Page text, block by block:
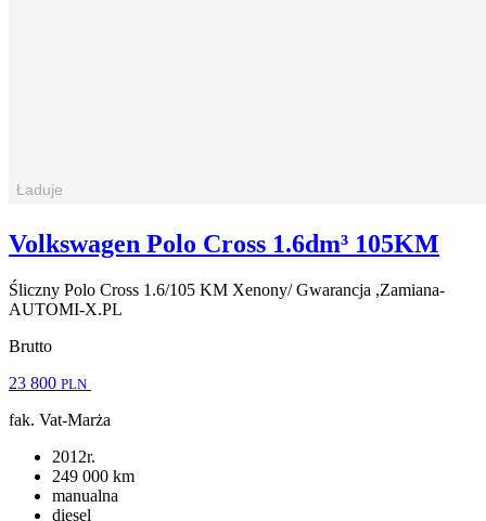
Volkswagen Polo Cross 1.6dm³ 105KM
Śliczny Polo Cross 1.6/105 KM Xenony/ Gwarancja ,Zamiana-
AUTOMI-X.PL
Brutto
23 800 PLN
fak. Vat-Marża
2012r.
249 000 km
manualna
diesel